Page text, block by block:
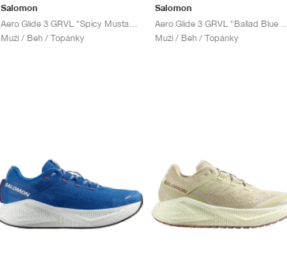
Salomon
Muži / Beh / Topánky
Salomon
Muži / Beh / Topánky